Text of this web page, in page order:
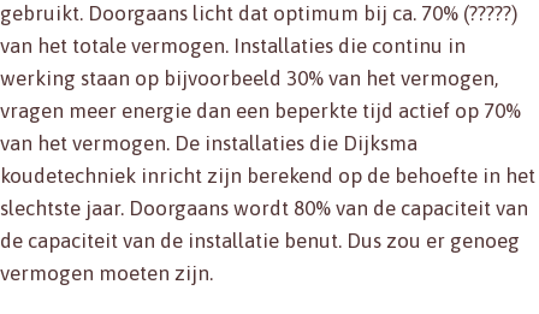
gebruikt. Doorgaans licht dat optimum bij ca. 70% (?????)
van het totale vermogen. Installaties die continu in
werking staan op bijvoorbeeld 30% van het vermogen,
vragen meer energie dan een beperkte tijd actief op 70%
van het vermogen. De installaties die Dijksma
koudetechniek inricht zijn berekend op de behoefte in het
slechtste jaar. Doorgaans wordt 80% van de capaciteit van
de capaciteit van de installatie benut. Dus zou er genoeg
vermogen moeten zijn.